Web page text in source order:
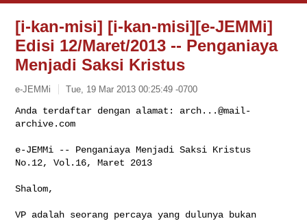
[i-kan-misi] [i-kan-misi][e-JEMMi]
Edisi 12/Maret/2013 -- Penganiaya
Menjadi Saksi Kristus
e-JEMMi Tue, 19 Mar 2013 00:25:49 -0700
Anda terdaftar dengan alamat: arch...@mail-
archive.com
e-JEMMi -- Penganiaya Menjadi Saksi Kristus
No.12, Vol.16, Maret 2013
Shalom,
VP adalah seorang percaya yang dulunya bukan